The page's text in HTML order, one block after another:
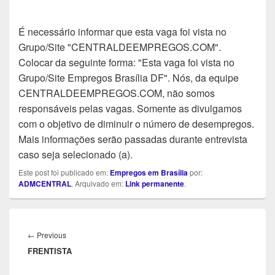
É necessário informar que esta vaga foi vista no
Grupo/Site "CENTRALDEEMPREGOS.COM".
Colocar da seguinte forma: "Esta vaga foi vista no
Grupo/Site Empregos Brasília DF". Nós, da equipe
CENTRALDEEMPREGOS.COM, não somos
responsáveis pelas vagas. Somente as divulgamos
com o objetivo de diminuir o número de desempregos.
Mais informações serão passadas durante entrevista
caso seja selecionado (a).
Este post foi publicado em: Empregos em Brasíliapor:
ADMCENTRAL. Arquivado em: Link permanente.
de
Post
← PreviousPrevious
post:
FRENTISTA